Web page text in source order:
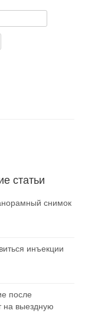
статьи
снимок
инъекции
после
на выездную